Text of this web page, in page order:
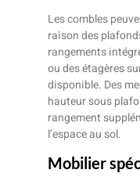
Les combles
raison des
rangements
ou des étagères
disponible. Des
hauteur sous
rangement
l’espace au sol.
Mobilier